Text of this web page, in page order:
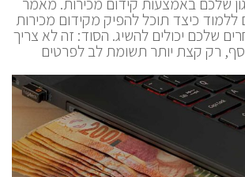
ללמוד כיצד תוכל להפיק מקידום מכירות
שלכם יכולים להשיג. הסוד: זה לא צריך
רק קצת יותר תשומת לב לפרטים